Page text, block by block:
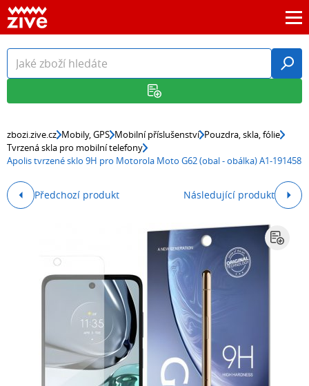
zbozi.zive.cz Mobily, GPS Mobilní příslušenství Pouzdra, skla, fólie
Tvrzená skla pro mobilní telefony
Apolis tvrzené sklo 9H pro Motorola Moto G62 (obal - obálka) A1-191458
Předchozí produkt Následující produkt